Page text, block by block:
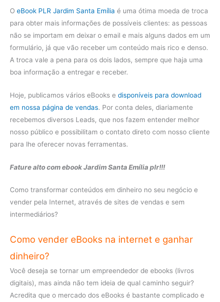
O eBook PLR Jardim Santa Emília é uma ótima moeda de troca
para obter mais informações de possíveis clientes: as pessoas
não se importam em deixar o email e mais alguns dados em um
formulário, já que vão receber um conteúdo mais rico e denso.
A troca vale a pena para os dois lados, sempre que haja uma
boa informação a entregar e receber.
Hoje, publicamos vários eBooks e disponíveis para download
em nossa página de vendas. Por conta deles, diariamente
recebemos diversos Leads, que nos fazem entender melhor
nosso público e possibilitam o contato direto com nosso cliente
para lhe oferecer novas ferramentas.
Fature alto com ebook Jardim Santa Emília plr!!!
Como transformar conteúdos em dinheiro no seu negócio e
vender pela Internet, através de sites de vendas e sem
intermediários?
Como vender eBooks na internet e ganhar
dinheiro?
Você deseja se tornar um empreendedor de ebooks (livros
digitais), mas ainda não tem ideia de qual caminho seguir?
Acredita que o mercado dos eBooks é bastante complicado e